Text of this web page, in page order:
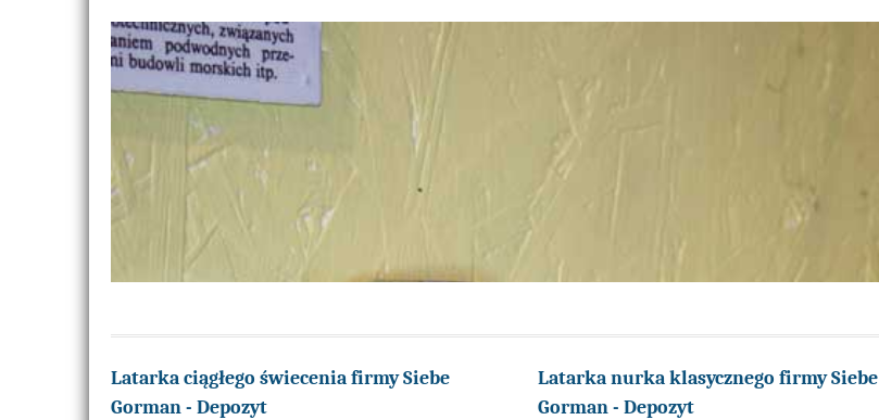
Latarka ciągłego świecenia firmy Siebe
Gorman - Depozyt
Latarka nurka klasycznego firmy Siebe
Gorman - Depozyt